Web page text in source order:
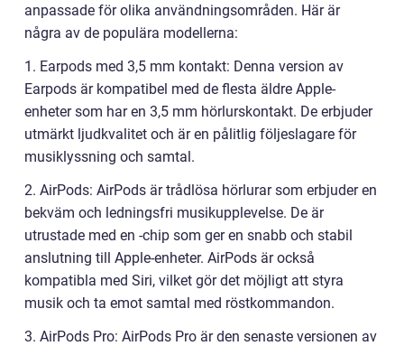
anpassade för olika användningsområden. Här är
några av de populära modellerna:
1. Earpods med 3,5 mm kontakt: Denna version av
Earpods är kompatibel med de flesta äldre Apple-
enheter som har en 3,5 mm hörlurskontakt. De erbjuder
utmärkt ljudkvalitet och är en pålitlig följeslagare för
musiklyssning och samtal.
2. AirPods: AirPods är trådlösa hörlurar som erbjuder en
bekväm och ledningsfri musikupplevelse. De är
utrustade med en -chip som ger en snabb och stabil
anslutning till Apple-enheter. AirPods är också
kompatibla med Siri, vilket gör det möjligt att styra
musik och ta emot samtal med röstkommandon.
3. AirPods Pro: AirPods Pro är den senaste versionen av